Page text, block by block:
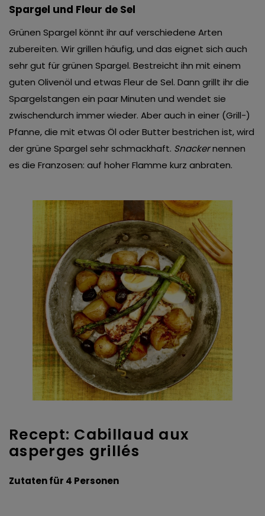
Spargel und Fleur de Sel
Grünen Spargel könnt ihr auf verschiedene Arten
zubereiten. Wir grillen häufig, und das eignet sich auch
sehr gut für grünen Spargel. Bestreicht ihn mit einem
guten Olivenöl und etwas Fleur de Sel. Dann grillt ihr die
Spargelstangen ein paar Minuten und wendet sie
zwischendurch immer wieder. Aber auch in einer (Grill-)
Pfanne, die mit etwas Öl oder Butter bestrichen ist, wird
der grüne Spargel sehr schmackhaft. Snackernennen
es die Franzosen: auf hoher Flamme kurz anbraten.
Recept: Cabillaud aux
asperges grillés
Zutaten für 4 Personen